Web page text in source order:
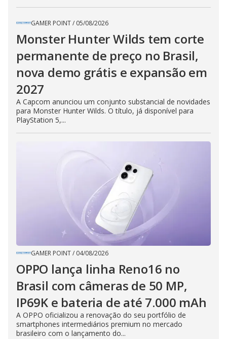
GAMER POINT/ 05/08/2026
Monster Hunter Wilds tem corte
permanente de preço no Brasil,
nova demo grátis e expansão em
2027
A Capcom anunciou um conjunto substancial de novidades
para Monster Hunter Wilds. O título, já disponível para
PlayStation 5,...
GAMER POINT/ 04/08/2026
OPPO lança linha Reno16 no
Brasil com câmeras de 50 MP,
IP69K e bateria de até 7.000 mAh
A OPPO oficializou a renovação do seu portfólio de
smartphones intermediários premium no mercado
brasileiro com o lançamento do...